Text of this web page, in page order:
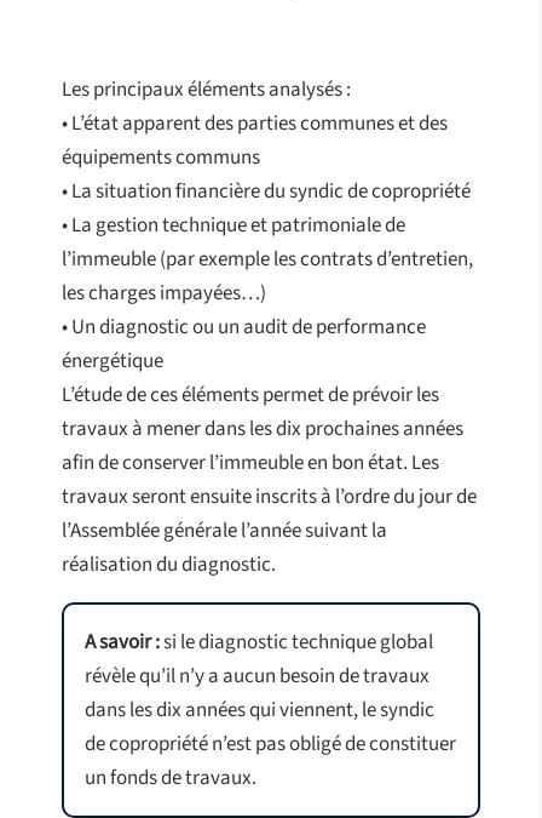
Les principaux éléments analysés :
• L’état apparent des parties communes et des
équipements communs
• La situation financière du syndic de copropriété
• La gestion technique et patrimoniale de
l’immeuble (par exemple les contrats d’entretien,
les charges impayées…)
• Un diagnostic ou un audit de performance
énergétique
L’étude de ces éléments permet de prévoir les
travaux à mener dans les dix prochaines années
afin de conserver l’immeuble en bon état. Les
travaux seront ensuite inscrits à l’ordre du jour de
l’Assemblée générale l’année suivant la
réalisation du diagnostic.
A savoir :si le diagnostic technique global
révèle qu’il n’y a aucun besoin de travaux
dans les dix années qui viennent, le syndic
de copropriété n’est pas obligé de constituer
un fonds de travaux.